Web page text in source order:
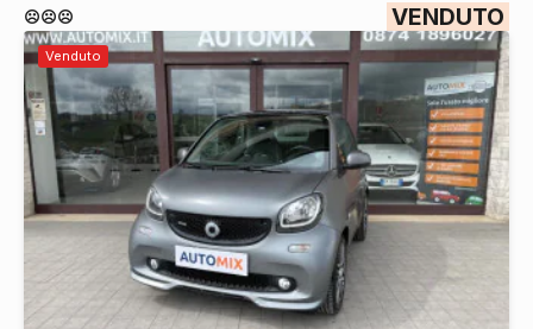
☹️☹️☹️
VENDUTO
Venduto